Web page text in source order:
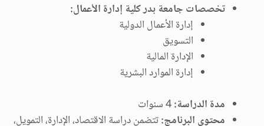
تخصصات جامعة بدر كلية إدارة الأعمال:
إدارة الأعمال الدولية
التسويق
الإدارة المالية
إدارة الموارد البشرية
مدة الدراسة:
محتوى البرنامج:تتضمن دراسة الاقتصاد، الإدارة، التمويل،